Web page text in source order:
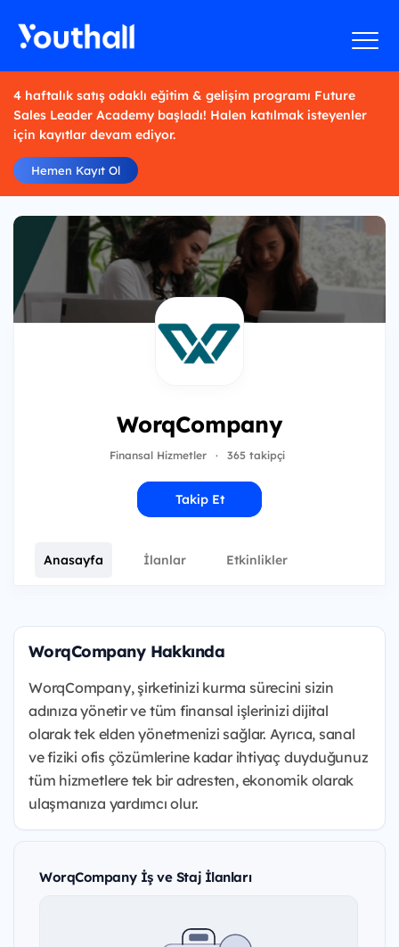
4 haftalık satış odaklı eğitim & gelişim programı Future
Sales Leader Academy başladı! Halen katılmak isteyenler
için kayıtlar devam ediyor.
Hemen Kayıt Ol
WorqCompany
Finansal Hizmetler · 365 takipçi
Takip Et
Anasayfa İlanlar Etkinlikler
WorqCompany Hakkında
WorqCompany, şirketinizi kurma sürecini sizin
adınıza yönetir ve tüm finansal işlerinizi dijital
olarak tek elden yönetmenizi sağlar. Ayrıca, sanal
ve fiziki ofis çözümlerine kadar ihtiyaç duyduğunuz
tüm hizmetlere tek bir adresten, ekonomik olarak
ulaşmanıza yardımcı olur.
WorqCompany İş ve Staj İlanları